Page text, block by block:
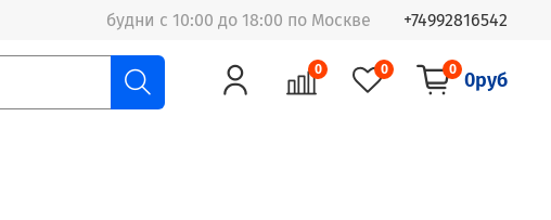
будни с 10:00 до 18:00 по Москве +74992816542
0 0 0 0руб